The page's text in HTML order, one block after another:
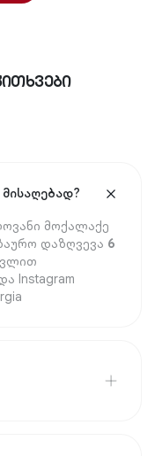
მოქალაქე
დაზღვევა 6
Instagram